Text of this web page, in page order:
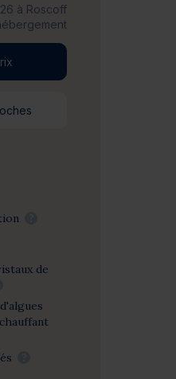
à Roscoff
de